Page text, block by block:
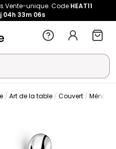
Vente-unique. Code HEAT11
04h 33m 05s
Art de la table Couvert